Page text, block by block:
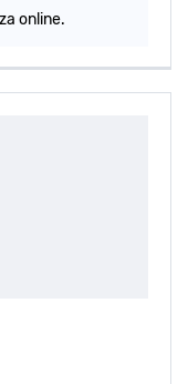
online.